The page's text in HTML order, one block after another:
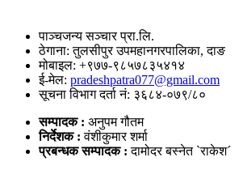
पाञ्चजन्य सञ्चार प्रा.लि.
ठेगाना: तुलसीपुर उपमहानगरपालिका, दाङ
मोबाइल: +९७७-९८५७८३५४१४
ई-मेल: pradeshpatra077@gmail.com
सूचना विभाग दर्ता नं: ३६८४-०७९/८०
सम्पादक : अनुपम गौतम
निर्देशक :वंशीकुमार शर्मा
प्रबन्धक सम्पादक :दामोदर बस्नेत `राकेश´